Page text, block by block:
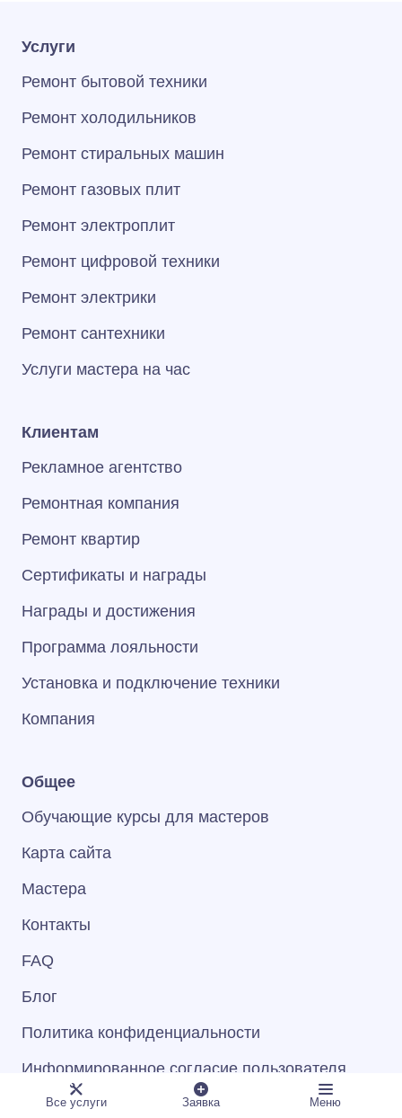
Услуги
Ремонт бытовой техники
Ремонт холодильников
Ремонт стиральных машин
Ремонт газовых плит
Ремонт электроплит
Ремонт цифровой техники
Ремонт электрики
Ремонт сантехники
Услуги мастера на час
Клиентам
Рекламное агентство
Ремонтная компания
Ремонт квартир
Сертификаты и награды
Награды и достижения
Программа лояльности
Установка и подключение техники
Компания
Общее
Обучающие курсы для мастеров
Карта сайта
Мастера
Контакты
FAQ
Блог
Политика конфиденциальности
Информированное согласие пользователя
Пользовательское соглашение
Все услуги Заявка Меню